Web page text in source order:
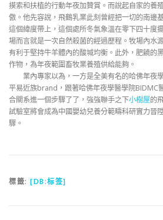
摸索和扶植的行動年夜加贊賞。而說起自家的養
傲。他先容說，飛鶴乳業此刻曾經把一切的南邊
這個緯度帶上，這個處所冬氣象溫在零下四十度
場而言就是一次自然殺菌的經過歷程。牧場內水
有利于堅持牛羊體內的酸堿均衡。此外，肥饒的
作物，為年夜範圍畜牧業養殖供給能夠。
業內專家以為，一方是全美有名的哈佛年夜
平易近族brand，跟著哈佛年夜學醫學院BIDMC
合關系進一個步驟了了，強強聯手之下小樹屋的
試驗室將會成為中國嬰幼兒養分範疇科研實力晉
驟。
標籤: [DB:标签]